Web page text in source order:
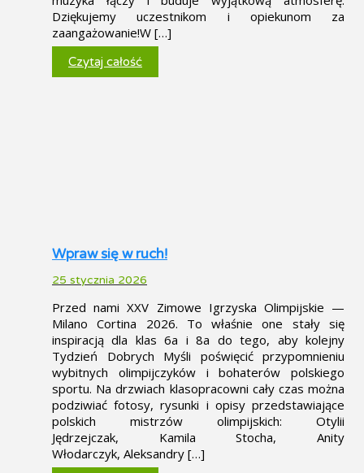
Dziękujemy uczestnikom i opiekunom za
zaangażowanie!W […]
Czytaj całość
Wpraw się w ruch!
25 stycznia 2026
Przed nami XXV Zimowe Igrzyska Olimpijskie —
Milano Cortina 2026. To właśnie one stały się
inspiracją dla klas 6a i 8a do tego, aby kolejny
Tydzień Dobrych Myśli poświęcić przypomnieniu
wybitnych olimpijczyków i bohaterów polskiego
sportu. Na drzwiach klasopracowni cały czas można
podziwiać fotosy, rysunki i opisy przedstawiające
polskich mistrzów olimpijskich: Otylii
Jędrzejczak, Kamila Stocha, Anity
Włodarczyk, Aleksandry […]